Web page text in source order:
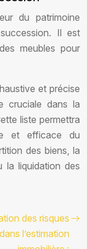
du patrimoine
Il est
meubles pour
et précise
cruciale dans la
liste permettra
et efficace du
des biens, la
la liquidation des
des risques
dans l’estimation